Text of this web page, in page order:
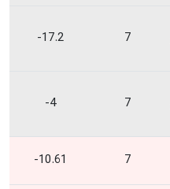
7
17.2-
7
4-
7
10.61-